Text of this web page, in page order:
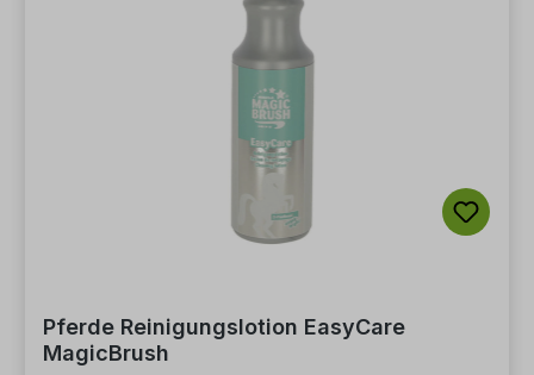
Pferde Reinigungslotion EasyCare
MagicBrush